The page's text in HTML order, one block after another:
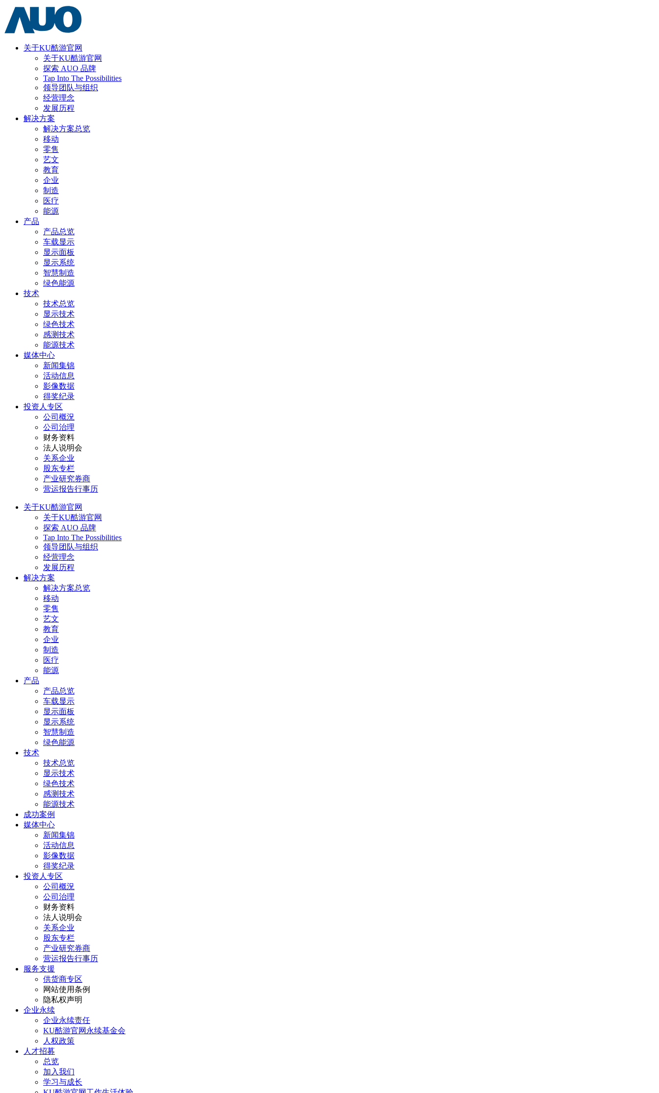
关于KU酷游官网
关于KU酷游官网
探索 AUO 品牌
Tap Into The Possibilities
领导团队与组织
经营理念
发展历程
解决方案
解决方案总览
移动
零售
艺文
教育
企业
制造
医疗
能源
产品
产品总览
车载显示
显示面板
显示系统
智慧制造
绿色能源
技术
技术总览
显示技术
绿色技术
感测技术
能源技术
媒体中心
新闻集锦
活动信息
影像数据
得奖纪录
投资人专区
公司概況
公司治理
财务资料
法人说明会
关系企业
股东专栏
产业研究券商
营运报告行事历
关于KU酷游官网
关于KU酷游官网
探索 AUO 品牌
Tap Into The Possibilities
领导团队与组织
经营理念
发展历程
解决方案
解决方案总览
移动
零售
艺文
教育
企业
制造
医疗
能源
产品
产品总览
车载显示
显示面板
显示系统
智慧制造
绿色能源
技术
技术总览
显示技术
绿色技术
感测技术
能源技术
成功案例
媒体中心
新闻集锦
活动信息
影像数据
得奖纪录
投资人专区
公司概況
公司治理
财务资料
法人说明会
关系企业
股东专栏
产业研究券商
营运报告行事历
服务支援
供货商专区
网站使用条例
隐私权声明
企业永续
企业永续责任
KU酷游官网永续基金会
人权政策
人才招募
总览
加入我们
学习与成长